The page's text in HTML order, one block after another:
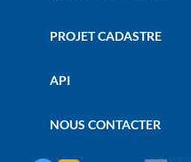
PROJET CADASTRE
API
NOUS CONTACTER